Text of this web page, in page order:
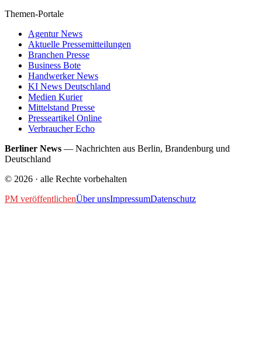
Themen-Portale
Agentur News
Aktuelle Pressemitteilungen
Branchen Presse
Business Bote
Handwerker News
KI News Deutschland
Medien Kurier
Mittelstand Presse
Presseartikel Online
Verbraucher Echo
Berliner News — Nachrichten aus Berlin, Brandenburg und
Deutschland
© 2026 · alle Rechte vorbehalten
PM veröffentlichenÜber unsImpressumDatenschutz